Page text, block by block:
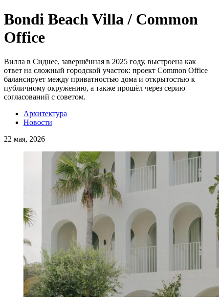
Bondi Beach Villa / Common
Office
Вилла в Сиднее, завершённая в 2025 году, выстроена как
ответ на сложный городской участок: проект Common Office
балансирует между приватностью дома и открытостью к
публичному окружению, а также прошёл через серию
согласований с советом.
Архитектура
Новости
22 мая, 2026